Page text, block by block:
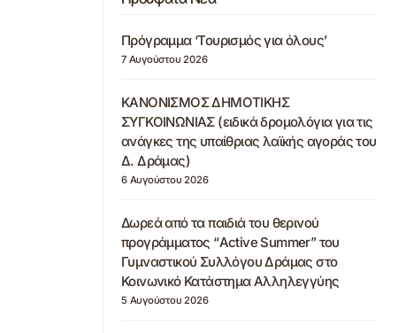
Πρόγραμμα ‘Τουρισμός για όλους’
7 Αυγούστου 2026
ΚΑΝΟΝΙΣΜΟΣ ΔΗΜΟΤΙΚΗΣ
ΣΥΓΚΟΙΝΩΝΙΑΣ (ειδικά δρομολόγια για τις
ανάγκες της υπαίθριας λαϊκής αγοράς του
Δ. Δράμας)
6 Αυγούστου 2026
Δωρεά από τα παιδιά του θερινού
προγράμματος “Active Summer” του
Γυμναστικού Συλλόγου Δράμας στο
Κοινωνικό Κατάστημα Αλληλεγγύης
5 Αυγούστου 2026